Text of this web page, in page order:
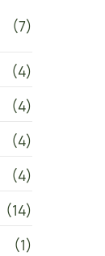
(7)
(4)
(4)
(4)
(4)
(14)
(1)